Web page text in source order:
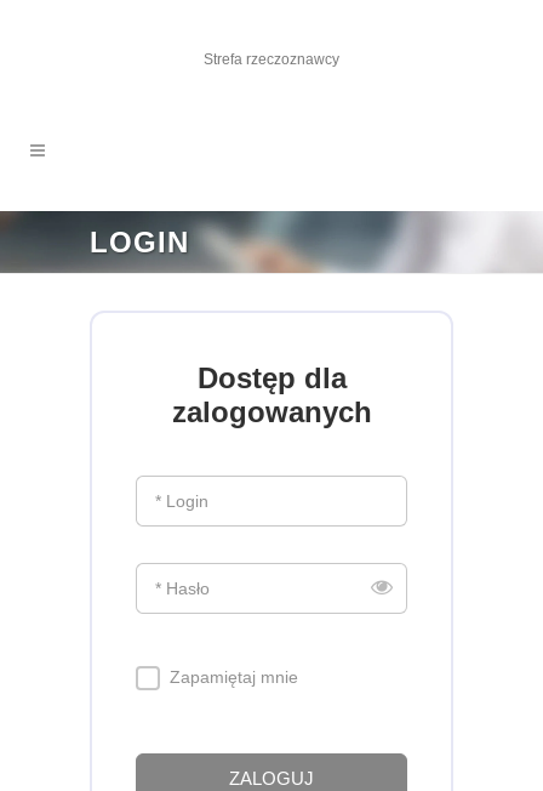
Strefa rzeczoznawcy
LOGIN
Dostęp dla
zalogowanych
* Login
* Hasło
Zapamiętaj mnie
ZALOGUJ